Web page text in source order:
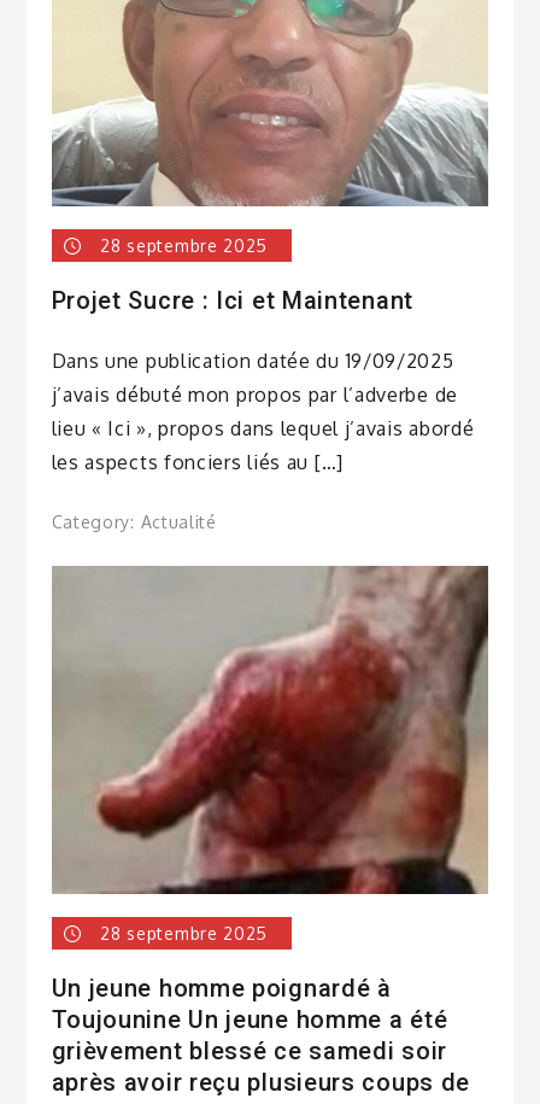
28 septembre 2025
Projet Sucre : Ici et Maintenant
Dans une publication datée du 19/09/2025
j’avais débuté mon propos par l’adverbe de
lieu « Ici », propos dans lequel j’avais abordé
les aspects fonciers liés au […]
Category: Actualité
28 septembre 2025
Un jeune homme poignardé à
Toujounine Un jeune homme a été
grièvement blessé ce samedi soir
après avoir reçu plusieurs coups de